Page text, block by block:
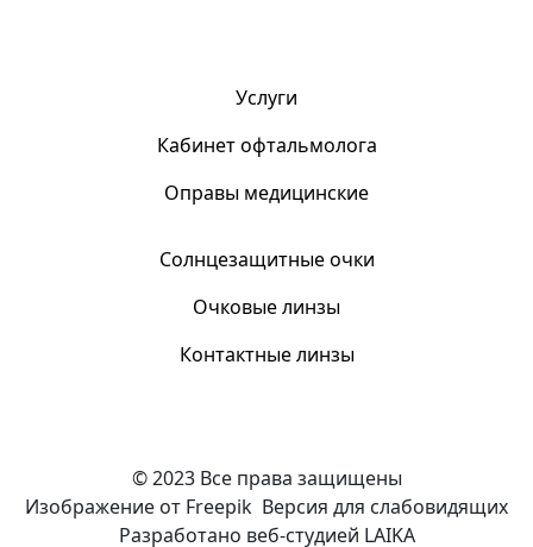
Услуги
Кабинет офтальмолога
Оправы медицинские
Солнцезащитные очки
Очковые линзы
Контактные линзы
© 2023 Все права защищены
Изображение от Freepik Версия для слабовидящих
Разработано веб-студией LAIKA